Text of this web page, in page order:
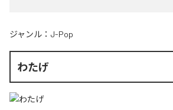
ジャンル： J-Pop
わたげ